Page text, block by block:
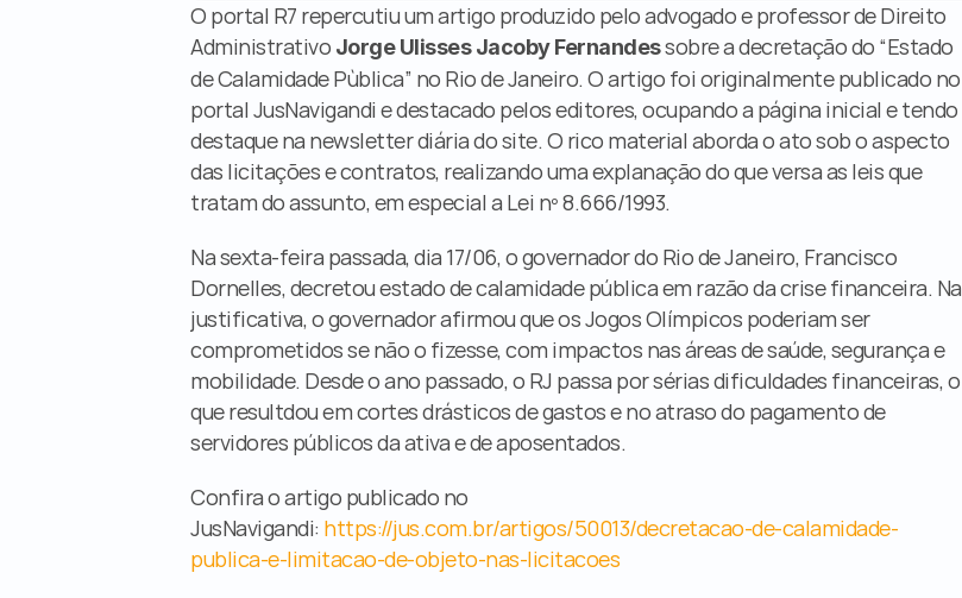
O portal R7 repercutiu um artigo produzido pelo advogado e professor de Direito
Administrativo Jorge Ulisses Jacoby Fernandes sobre a decretação do “Estado
de Calamidade Pùblica” no Rio de Janeiro. O artigo foi originalmente publicado no
portal JusNavigandi e destacado pelos editores, ocupando a página inicial e tendo
destaque na newsletter diária do site. O rico material aborda o ato sob o aspecto
das licitações e contratos, realizando uma explanação do que versa as leis que
tratam do assunto, em especial a Lei nº 8.666/1993.
Na sexta-feira passada, dia 17/06, o governador do Rio de Janeiro, Francisco
Dornelles, decretou estado de calamidade pública em razão da crise financeira. Na
justificativa, o governador afirmou que os Jogos Olímpicos poderiam ser
comprometidos se não o fizesse, com impactos nas áreas de saúde, segurança e
mobilidade. Desde o ano passado, o RJ passa por sérias dificuldades financeiras, o
que resultdou em cortes drásticos de gastos e no atraso do pagamento de
servidores públicos da ativa e de aposentados.
Confira o artigo publicado no
JusNavigandi: https://jus.com.br/artigos/50013/decretacao-de-calamidade-
publica-e-limitacao-de-objeto-nas-licitacoes